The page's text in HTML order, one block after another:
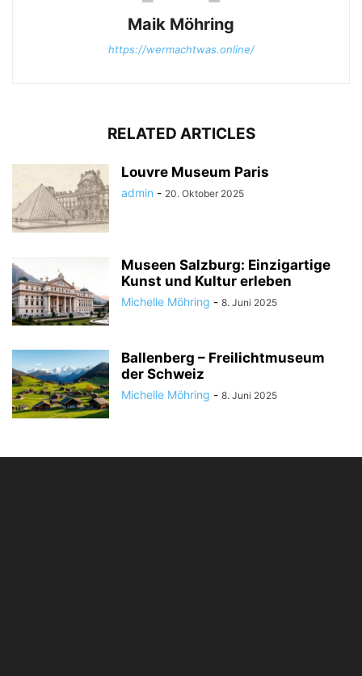
Maik Möhring
https://wermachtwas.online/
RELATED ARTICLES
Louvre Museum Paris
admin - 20. Oktober 2025
Museen Salzburg: Einzigartige
Kunst und Kultur erleben
Michelle Möhring - 8. Juni 2025
Ballenberg – Freilichtmuseum
der Schweiz
Michelle Möhring - 8. Juni 2025